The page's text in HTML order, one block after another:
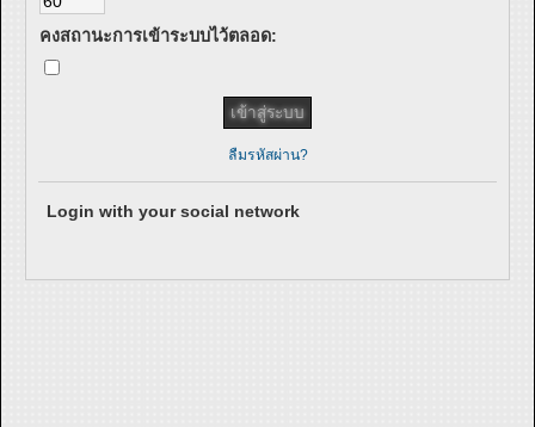
คงสถานะการเข้าระบบไว้ตลอด:
ลืมรหัสผ่าน?
Login with your social network